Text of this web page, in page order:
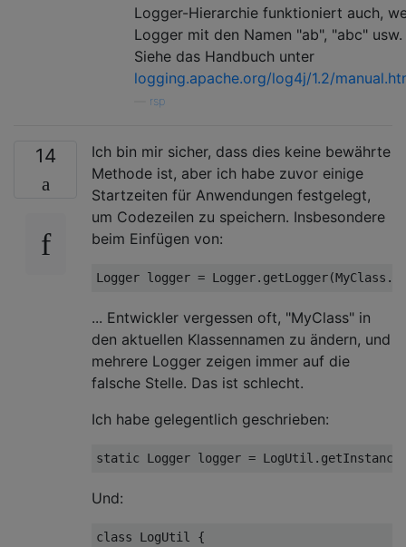
Logger-Hierarchie funktioniert auch,
Logger mit den Namen "ab", "abc"
Siehe das Handbuch unter
logging.apache.org/log4j/1.2/
rsp
14
Ich bin mir sicher, dass dies keine bewährte
Methode ist, aber ich habe zuvor einige
Startzeiten für Anwendungen festgelegt,
um Codezeilen zu speichern. Insbesondere
beim Einfügen von:
... Entwickler vergessen oft, "MyClass" in
den aktuellen Klassennamen zu ändern, und
mehrere Logger zeigen immer auf die
falsche Stelle. Das ist schlecht.
Ich habe gelegentlich geschrieben:
static
Und:
class LogUtil
{